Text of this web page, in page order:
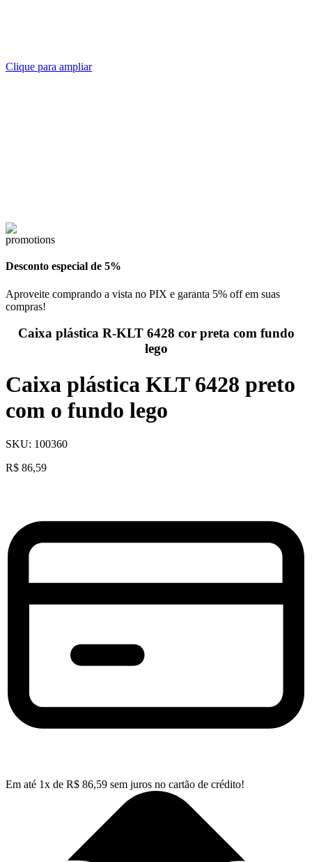
Clique para ampliar
Desconto especial de 5%
Aproveite comprando a vista no PIX e garanta 5% off em suas
compras!
Caixa plástica R-KLT 6428 cor preta com fundo
lego
Caixa plástica KLT 6428 preto
com o fundo lego
SKU: 100360
R$ 86,59
Em até 1x de R$ 86,59 sem juros no cartão de crédito!